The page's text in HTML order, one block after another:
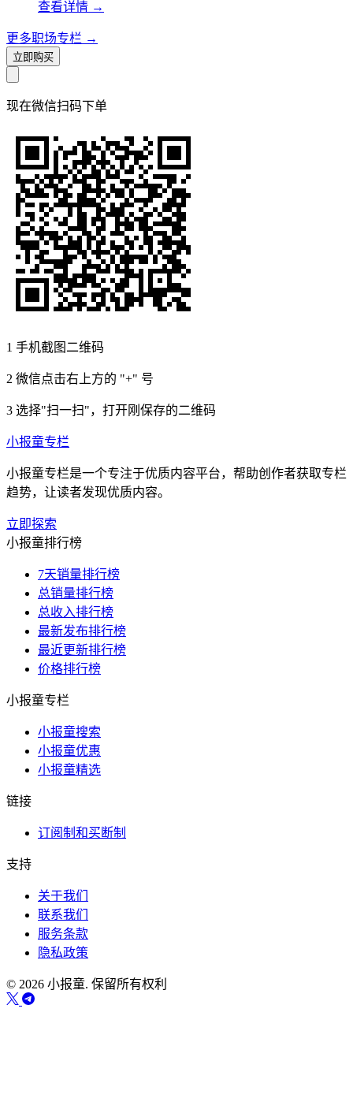
查看详情 →
更多职场专栏 →
立即购买
现在微信扫码下单
1 手机截图二维码
2 微信点击右上方的 "+" 号
3 选择"扫一扫"，打开刚保存的二维码
小报童专栏
小报童专栏是一个专注于优质内容平台，帮助创作者获取专栏
趋势，让读者发现优质内容。
立即探索
小报童排行榜
7天销量排行榜
总销量排行榜
总收入排行榜
最新发布排行榜
最近更新排行榜
价格排行榜
小报童专栏
小报童搜索
小报童优惠
小报童精选
链接
订阅制和买断制
支持
关于我们
联系我们
服务条款
隐私政策
© 2026 小报童. 保留所有权利